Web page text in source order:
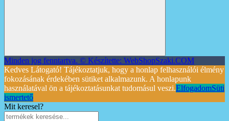
Minden jog fenntartva. © Készítette: WebShopSzaki.COM
Kedves Látogató! Tájékoztatjuk, hogy a honlap felhasználói élmény
fokozásának érdekében sütiket alkalmazunk. A honlapunk
használatával ön a tájékoztatásunkat tudomásul veszi.ElfogadomSüti
ismertető
Mit keresel?